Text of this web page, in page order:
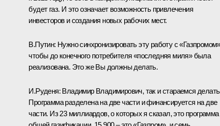
будет газ. И это означает возможность привлечения
инвесторов и создания новых рабочих мест.
В.Путин: Нужно синхронизировать эту работу с
чтобы до конечного потребителя «последняя миля» была
реализована. Это же Вы должны делать.
И.Руденя: Владимир Владимирович, так и стараемся
Программа разделена на две части и финансируется на две
части. Из 23 миллиардов, о которых я сказал, это программа